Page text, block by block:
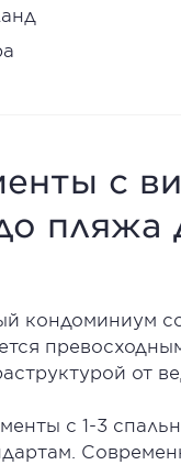
с
пляжа
кондоминиум
от
с 1-3